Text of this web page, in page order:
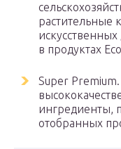
растительные
в продуктах
Super Premium.
ингредиенты,
отобранных